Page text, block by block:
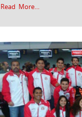
Read More…